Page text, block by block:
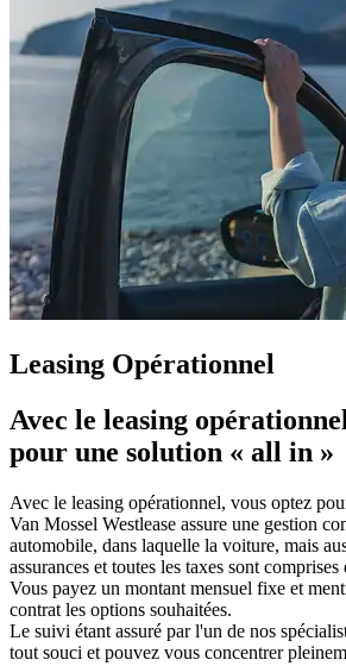
Leasing Opérationnel
Avec le leasing
pour une solution « all in »
Avec le leasing opérationnel, vous optez
Van Mossel Westlease assure une gestion
automobile, dans laquelle la voiture, mais
assurances et toutes les taxes sont
Vous payez un montant mensuel fixe et
contrat les options souhaitées.
Le suivi étant assuré par l'un de nos
tout souci et pouvez vous concentrer